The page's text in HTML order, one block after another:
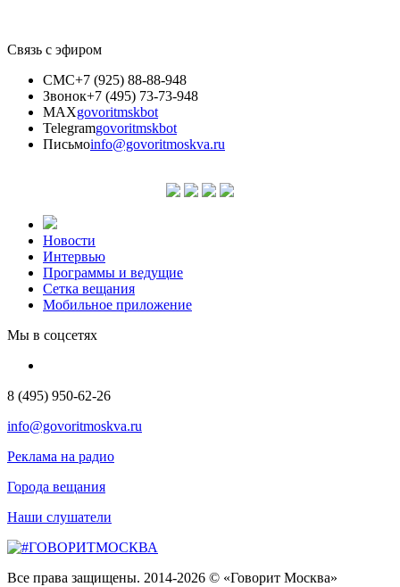
Связь с эфиром
СМС+7 (925) 88-88-948
Звонок+7 (495) 73-73-948
MAXgovoritmskbot
Telegramgovoritmskbot
Письмоinfo@govoritmoskva.ru
Новости
Интервью
Программы и ведущие
Сетка вещания
Мобильное приложение
Мы в соцсетях
8 (495) 950-62-26
info@govoritmoskva.ru
Реклама на радио
Города вещания
Наши слушатели
Все права защищены. 2014-2026 © «Говорит Москва»